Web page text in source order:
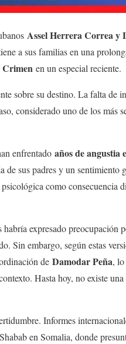
Assel Herrera Correa y
a sus familias en una
Crimen en un especial reciente.
sobre su destino. La falta de
considerado uno de los más
enfrentado años de angustia
de sus padres y un sentimiento
como consecuencia
expresado preocupación
Sin embargo, según estas
de Damodar Peña,
Hasta hoy, no existe
Informes
en Somalia, donde